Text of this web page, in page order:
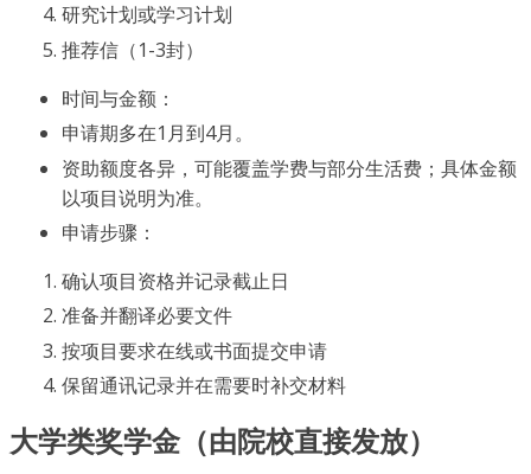
研究计划或学习计划
推荐信（1-3封）
时间与金额：
申请期多在1月到4月。
资助额度各异，可能覆盖学费与部分生活费；具体金额
以项目说明为准。
申请步骤：
确认项目资格并记录截止日
准备并翻译必要文件
按项目要求在线或书面提交申请
保留通讯记录并在需要时补交材料
大学类奖学金（由院校直接发放）